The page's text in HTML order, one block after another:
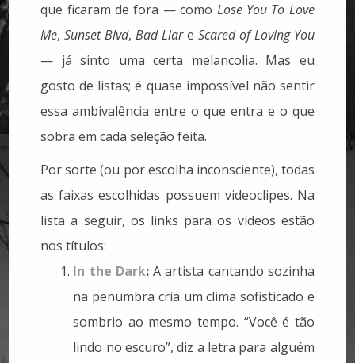
que ficaram de fora — como Lose You To Love
Me,Sunset Blvd,Bad Liare Scared of Loving You
— já sinto uma certa melancolia. Mas eu
gosto de listas; é quase impossível não sentir
essa ambivalência entre o que entra e o que
sobra em cada seleção feita.
Por sorte (ou por escolha inconsciente), todas
as faixas escolhidas possuem videoclipes. Na
lista a seguir, os links para os vídeos estão
nos títulos:
In the Dark:A artista cantando sozinha
na penumbra cria um clima sofisticado e
sombrio ao mesmo tempo. “Você é tão
lindo no escuro”, diz a letra para alguém